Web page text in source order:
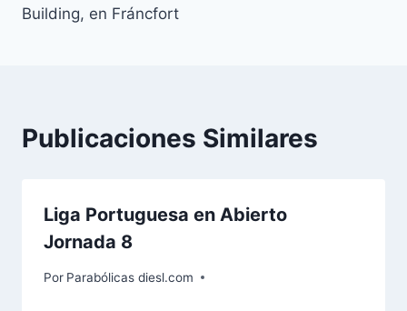
Building, en Fráncfort
Publicaciones Similares
Liga Portuguesa en Abierto
Jornada 8
Por Parabólicas diesl.com